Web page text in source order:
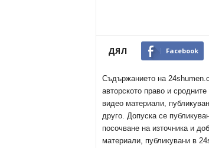
ДЯЛ Facebook
Съдържанието на
авторското право и
видео материали,
друго. Допуска се
посочване на източника и
материали, публикувани в